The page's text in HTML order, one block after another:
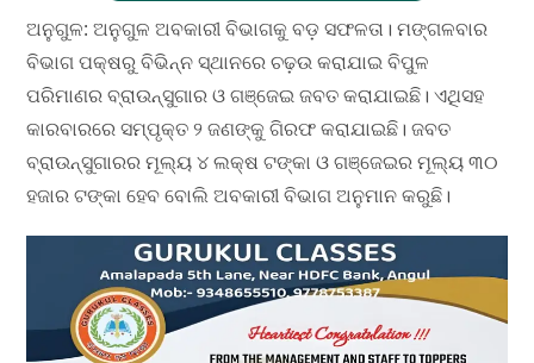
ଅନୁଗୁଳ: ଅନୁଗୁଳ ଅବକାରୀ ବିଭାଗକୁ ବଡ଼ ସଫଳତା। ମଙ୍ଗଳବାର
ବିଭାଗ ପକ୍ଷରୁ ବିଭିନ୍ନ ସ୍ଥାନରେ ଚଢ଼ଉ କରାଯାଇ ବିପୁଳ
ପରିମାଣର ବ୍ରାଉନ୍ସୁଗାର ଓ ଗଞ୍ଜେଇ ଜବତ କରାଯାଇଛି। ଏଥିସହ
କାରବାରରେ ସମ୍ପୃକ୍ତ ୨ ଜଣଙ୍କୁ ଗିରଫ କରାଯାଇଛି। ଜବତ
ବ୍ରାଉନ୍ସୁଗାରର ମୂଲ୍ୟ ୪ ଲକ୍ଷ ଟଙ୍କା ଓ ଗଞ୍ଜେଇର ମୂଲ୍ୟ ୩୦
ହଜାର ଟଙ୍କା ହେବ ବୋଲି ଅବକାରୀ ବିଭାଗ ଅନୁମାନ କରୁଛି।